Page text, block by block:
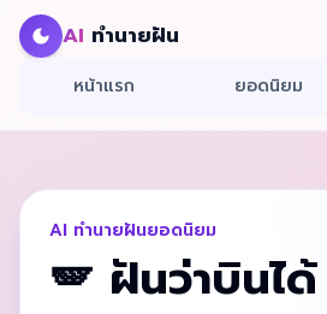
AI ทำนายฝัน
หน้าแรก ยอดนิยม
AI ทำนายฝันยอดนิยม
🪽 ฝันว่าบินได้